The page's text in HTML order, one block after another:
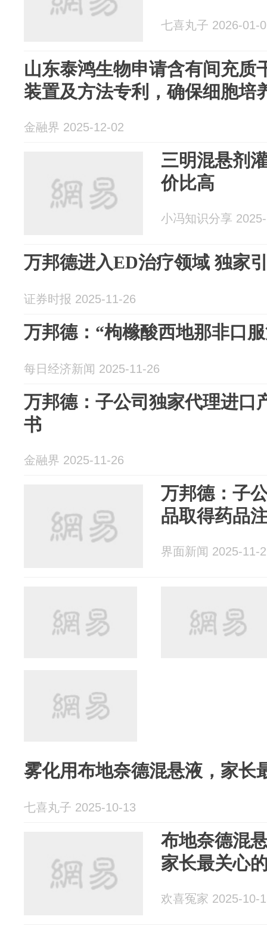
七喜丸子 2026-01-
山东泰鸿生物申请含有间充质
装置及方法专利，确保细胞培
金融界 2025-12-02
三明混悬剂
价比高
小冯知识分享
万邦德进入ED治疗领域 独家
证券时报 2025-11-26
万邦德：“枸橼酸西地那非口
每日经济新闻 2025-11-26
万邦德：子公司独家代理进口
书
金融界 2025-11-26
万邦德：子
品取得药品
界面新闻 2025-11-
雾化用布地奈德混悬液，家长
七喜丸子 2025-10-13
布地奈德混
家长最关心
欢喜冤家 2025-10-